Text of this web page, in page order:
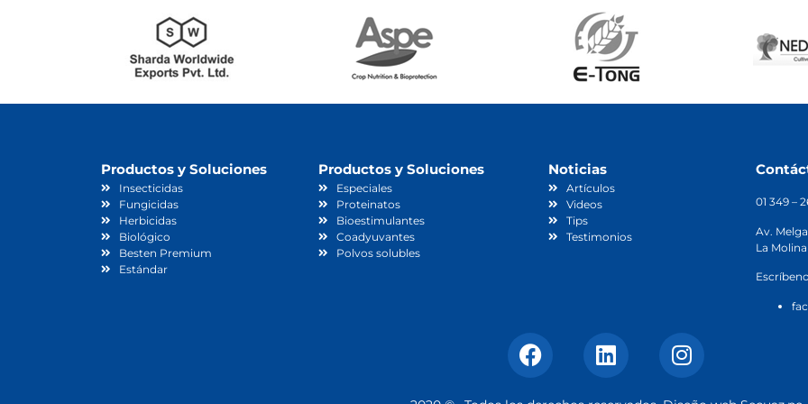
Productos y Soluciones
Insecticidas
Fungicidas
Herbicidas
Biológico
Besten Premium
Estándar
Productos y Soluciones
Especiales
Proteinatos
Bioestimulantes
Coadyuvantes
Polvos solubles
Noticias
Artículos
Videos
Tips
Testimonios
01 349 –
Av.
La